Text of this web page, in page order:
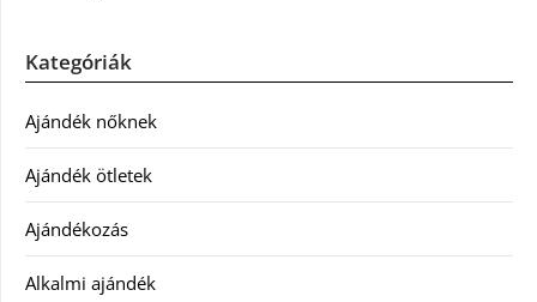
Kategóriák
Ajándék nőknek
Ajándék ötletek
Ajándékozás
Alkalmi ajándék